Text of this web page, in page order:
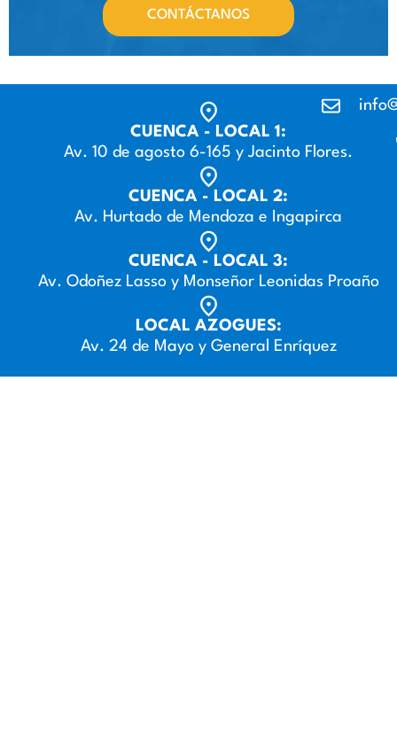
CONTÁCTANOS
CUENCA - LOCAL 1:
Av. 10 de agosto 6-165 y Jacinto Flores.
CUENCA - LOCAL 2:
Av. Hurtado de Mendoza e Ingapirca
CUENCA - LOCAL 3:
Av. Odoñez Lasso y Monseñor Leonidas Proaño
LOCAL AZOGUES:
Av. 24 de Mayo y General Enríquez